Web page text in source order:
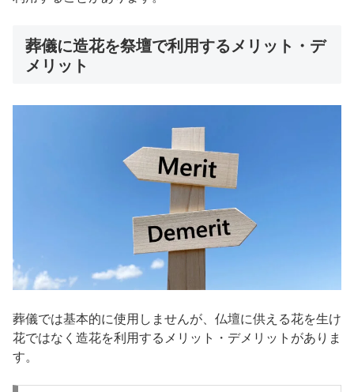
葬儀に造花を祭壇で利用するメリット・デ
メリット
葬儀では基本的に使用しませんが、仏壇に供える花を生け
花ではなく造花を利用するメリット・デメリットがありま
す。